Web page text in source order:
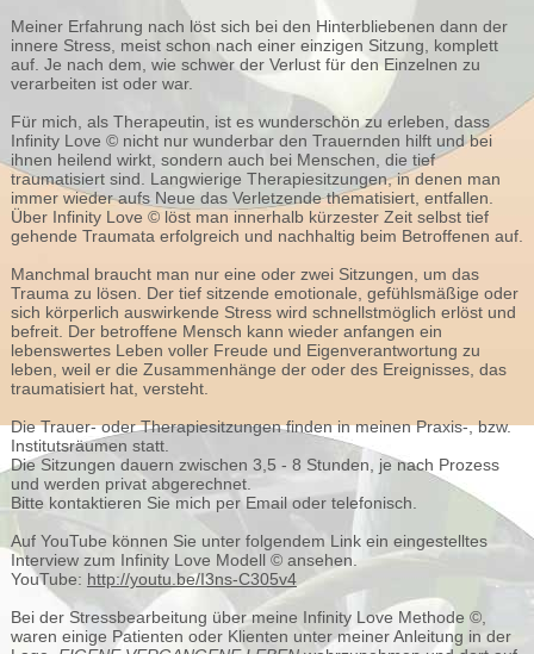
Meiner Erfahrung nach löst sich bei den Hinterbliebenen dann der
innere Stress, meist schon nach einer einzigen Sitzung, komplett
auf. Je nach dem, wie schwer der Verlust für den Einzelnen zu
verarbeiten ist oder war.
Für mich, als Therapeutin, ist es wunderschön zu erleben, dass
Infinity Love © nicht nur wunderbar den Trauernden hilft und bei
ihnen heilend wirkt, sondern auch bei Menschen, die tief
traumatisiert sind. Langwierige Therapiesitzungen, in denen man
immer wieder aufs Neue das Verletzende thematisiert, entfallen.
Über Infinity Love © löst man innerhalb kürzester Zeit selbst tief
gehende Traumata erfolgreich und nachhaltig beim Betroffenen auf.
Manchmal braucht man nur eine oder zwei Sitzungen, um das
Trauma zu lösen. Der tief sitzende emotionale, gefühlsmäßige oder
sich körperlich auswirkende Stress wird schnellstmöglich erlöst und
befreit. Der betroffene Mensch kann wieder anfangen ein
lebenswertes Leben voller Freude und Eigenverantwortung zu
leben, weil er die Zusammenhänge der oder des Ereignisses, das
traumatisiert hat, versteht.
Die Trauer- oder Therapiesitzungen finden in meinen Praxis-, bzw.
Institutsräumen statt.
Die Sitzungen dauern zwischen 3,5 - 8 Stunden, je nach Prozess
und werden privat abgerechnet.
Bitte kontaktieren Sie mich per Email oder telefonisch.
Auf YouTube können Sie unter folgendem Link ein eingestelltes
Interview zum Infinity Love Modell © ansehen.
YouTube: http://youtu.be/I3ns-C305v4
Bei der Stressbearbeitung über meine Infinity Love Methode ©,
waren einige Patienten oder Klienten unter meiner Anleitung in der